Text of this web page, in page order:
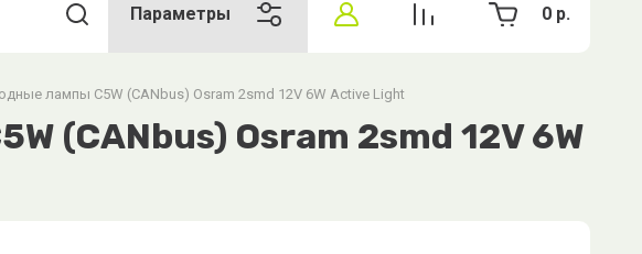
Параметры 0 р.
лампы C5W (CANbus) Osram 2smd 12V 6W Active Light
(CANbus) Osram 2smd 12V 6W